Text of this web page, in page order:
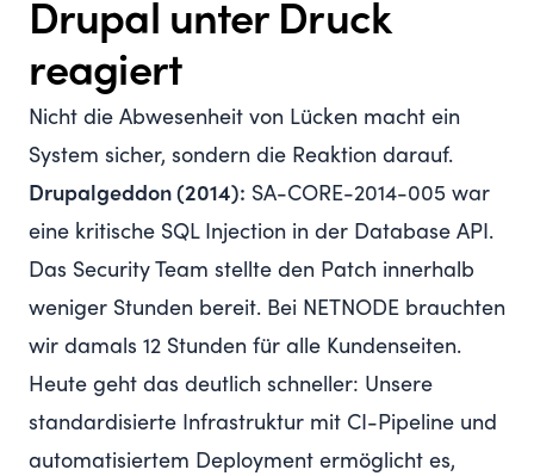
Drupal unter Druck
reagiert
Nicht die Abwesenheit von Lücken macht ein
System sicher, sondern die Reaktion darauf.
Drupalgeddon (2014): SA-CORE-2014-005 war
eine kritische SQL Injection in der Database API.
Das Security Team stellte den Patch innerhalb
weniger Stunden bereit. Bei NETNODE brauchten
wir damals 12 Stunden für alle Kundenseiten.
Heute geht das deutlich schneller: Unsere
standardisierte Infrastruktur mit CI-Pipeline und
automatisiertem Deployment ermöglicht es,